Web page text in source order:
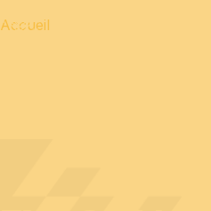
Accueil